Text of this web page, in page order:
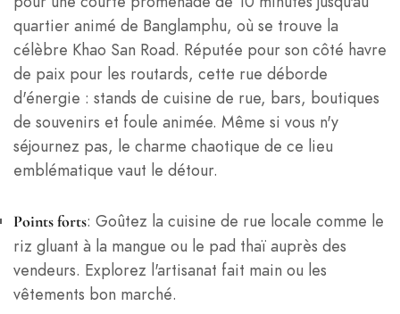
quartier animé de Banglamphu, où se trouve la
célèbre Khao San Road. Réputée pour son côté havre
de paix pour les routards, cette rue déborde
d'énergie : stands de cuisine de rue, bars, boutiques
de souvenirs et foule animée. Même si vous n'y
séjournez pas, le charme chaotique de ce lieu
emblématique vaut le détour.
Points forts: Goûtez la cuisine de rue locale comme le
riz gluant à la mangue ou le pad thaï auprès des
vendeurs. Explorez l'artisanat fait main ou les
vêtements bon marché.